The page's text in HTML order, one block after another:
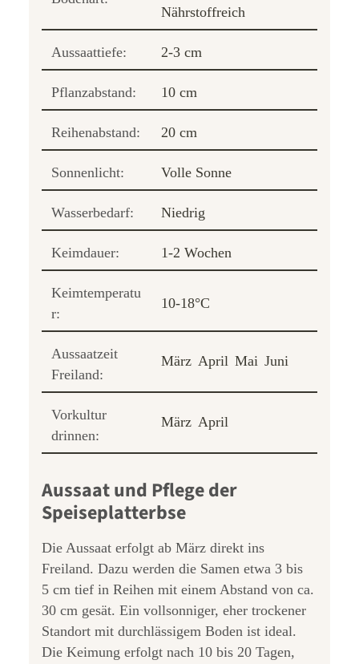
Nährstoffreich
Aussaattiefe: 2-3 cm
Pflanzabstand: 10 cm
Reihenabstand: 20 cm
Sonnenlicht: Volle Sonne
Wasserbedarf: Niedrig
Keimdauer: 1-2 Wochen
Keimtemperatu
r:
10-18°C
Aussaatzeit
Freiland:
März April Mai Juni
Vorkultur
drinnen:
März April
Aussaat und Pflege der
Speiseplatterbse
Die Aussaat erfolgt ab März direkt ins
Freiland. Dazu werden die Samen etwa 3 bis
5 cm tief in Reihen mit einem Abstand von ca.
30 cm gesät. Ein vollsonniger, eher trockener
Standort mit durchlässigem Boden ist ideal.
Die Keimung erfolgt nach 10 bis 20 Tagen,